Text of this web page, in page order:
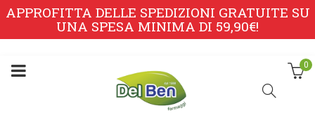
APPROFITTA DELLE SPEDIZIONI GRATUITE SU
UNA SPESA MINIMA DI 59,90€!
0